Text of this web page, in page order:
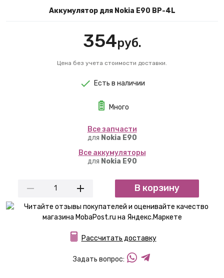
Аккумулятор для Nokia E90 BP-4L
354руб.
Цена без учета стоимости доставки.
Есть в наличии
Много
Вcе запчасти
для Nokia E90
Вcе аккумуляторы
для Nokia E90
В корзину
Рассчитать доставку
Задать вопрос: